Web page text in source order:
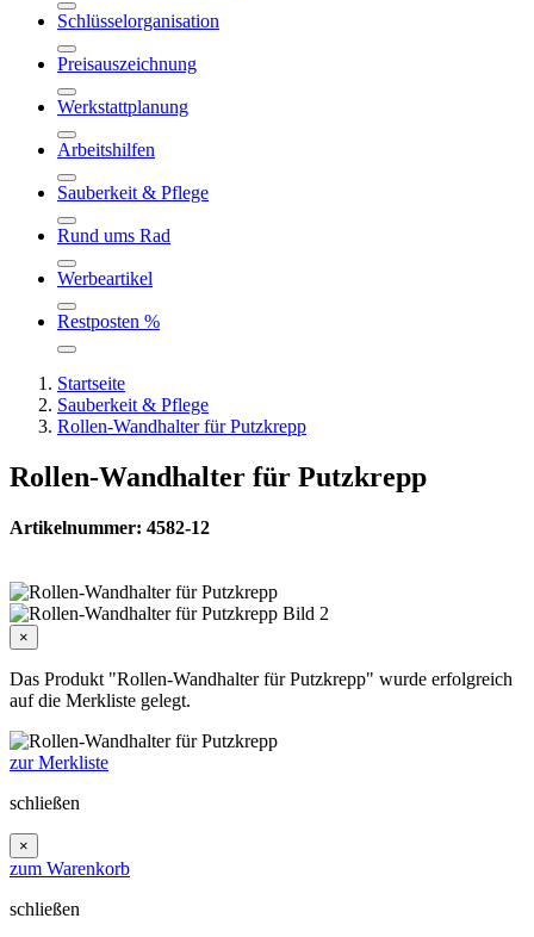
Schlüsselorganisation
Preisauszeichnung
Werkstattplanung
Arbeitshilfen
Sauberkeit & Pflege
Rund ums Rad
Werbeartikel
Restposten %
Startseite
Sauberkeit & Pflege
Rollen-Wandhalter für Putzkrepp
Rollen-Wandhalter für Putzkrepp
Artikelnummer: 4582-12
×
Das Produkt "Rollen-Wandhalter für Putzkrepp" wurde erfolgreich
auf die Merkliste gelegt.
zur Merkliste
schließen
×
zum Warenkorb
schließen